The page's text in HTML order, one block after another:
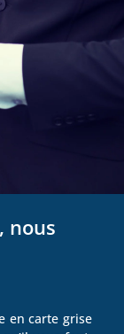
nous
en carte grise